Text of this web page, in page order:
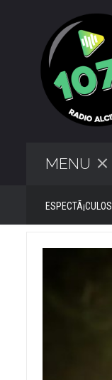
MENU
ESPECTÃ¡CULOS